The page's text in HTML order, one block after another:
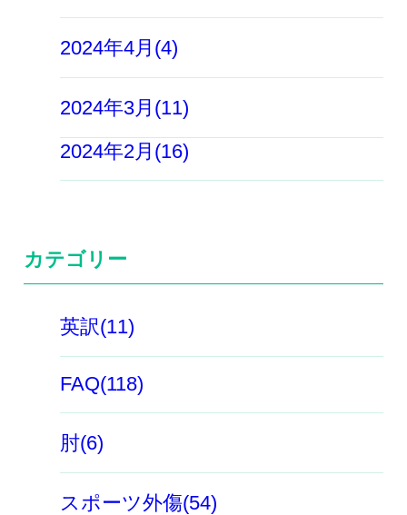
2024年4月(4)
2024年3月(11)
2024年2月(16)
カテゴリー
英訳(11)
FAQ(118)
肘(6)
スポーツ外傷(54)